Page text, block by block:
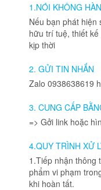
1.NÓI KHÔNG
Nếu bạn phát hiện
hữu trí tuệ, thiết
kịp thời
2. GỬI TIN NHẮN
Zalo 0938638619
3. CUNG CẤP
=> Gởi link hoặc
4.QUY TRÌNH XỬ
1.Tiếp nhận thông
phẩm vi phạm
khi hoàn tất.